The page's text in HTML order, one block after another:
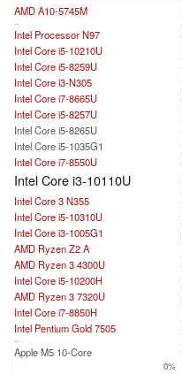
AMD A10-5745M
...
Intel Processor N97
Intel Core i5-10210U
Intel Core i5-8259U
Intel Core i3-N305
Intel Core i7-8665U
Intel Core i5-8257U
Intel Core i5-8265U
Intel Core i5-1035G1
Intel Core i7-8550U
Intel Core i3-10110U
Intel Core 3 N355
Intel Core i5-10310U
Intel Core i3-1005G1
AMD Ryzen Z2 A
AMD Ryzen 3 4300U
Intel Core i5-10200H
AMD Ryzen 3 7320U
Intel Core i7-8850H
Intel Pentium Gold 7505
...
Apple M5 10-Core
0%